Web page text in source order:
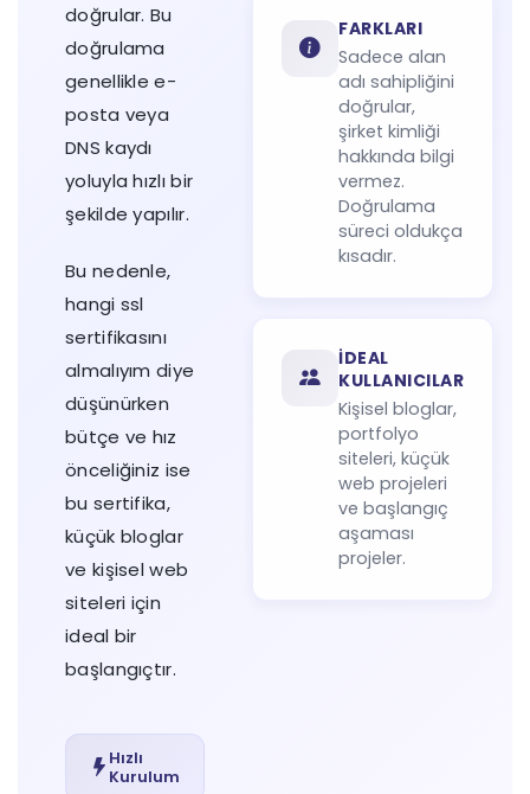
doğrular. Bu
doğrulama
genellikle e-
posta veya
DNS kaydı
yoluyla hızlı bir
şekilde yapılır.
Bu nedenle,
hangi ssl
sertifikasını
almalıyım diye
düşünürken
bütçe ve hız
önceliğiniz ise
bu sertifika,
küçük bloglar
ve kişisel web
siteleri için
ideal bir
başlangıçtır.
Hızlı
Kurulum
FARKLARI
Sadece alan
adı sahipliğini
doğrular,
şirket kimliği
hakkında bilgi
vermez.
Doğrulama
süreci oldukça
kısadır.
İDEAL
KULLANICILAR
Kişisel bloglar,
portfolyo
siteleri, küçük
web projeleri
ve başlangıç
aşaması
projeler.